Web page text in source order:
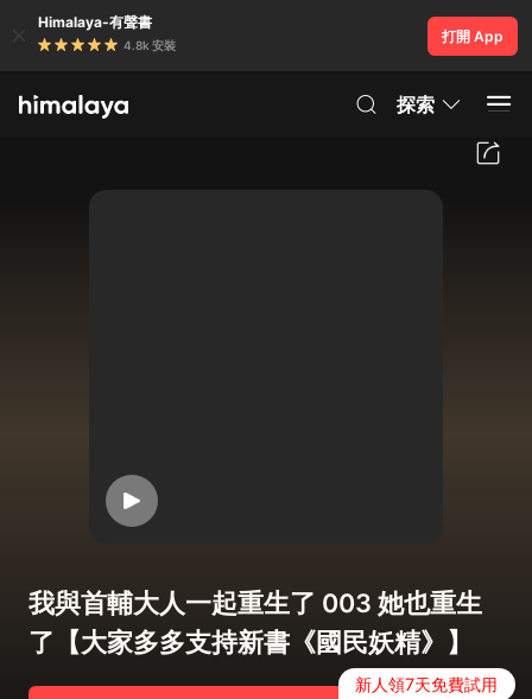
Himalaya-有聲書
4.8k 安裝
打開 App
探索
我與首輔大人一起重生了 003 她也重生
了【大家多多支持新書《國民妖精》】
新人領7天免費試用